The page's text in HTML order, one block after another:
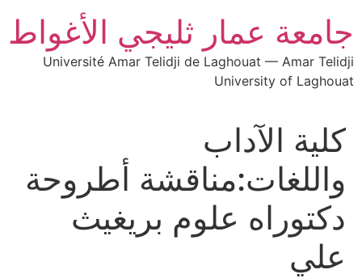
جامعة عمار ثليجي الأغواط
Université Amar Telidji de Laghouat — Amar Telidji
University of Laghouat
كلية الآداب
واللغات:مناقشة أطروحة
دكتوراه علوم بريغيث
علي